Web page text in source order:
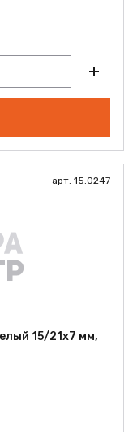
арт. 15.0247
15/21х7 мм,